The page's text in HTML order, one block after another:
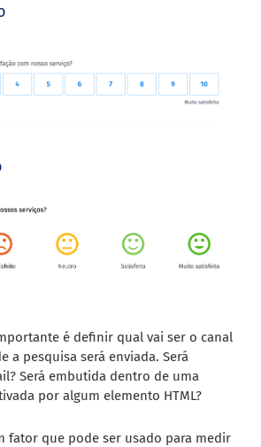
é definir qual vai ser o canal
a pesquisa será enviada. Será
Será embutida dentro de uma
por algum elemento HTML?
fator que pode ser usado para medir